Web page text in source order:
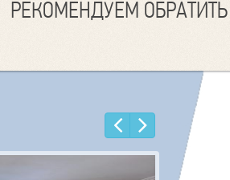
РЕКОМЕНДУЕМ
Назад
Еще